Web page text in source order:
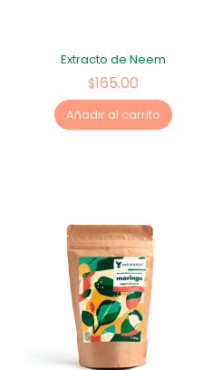
Extracto de Neem
$165.00
Añadir al carrito